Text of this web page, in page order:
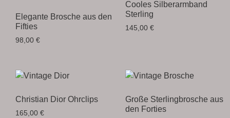
Elegante Brosche aus den
Fifties
98,00 €
Cooles Silberarmband
Sterling
145,00 €
Christian Dior Ohrclips
165,00 €
Große Sterlingbrosche aus
den Forties